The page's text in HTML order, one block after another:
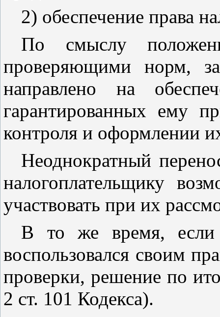
2) обеспечение права
По смыслу
проверяющими норм,
направлено на
гарантированных ему
контроля и оформлении
Неоднократный
налогоплательщику
участвовать при их
В то же время, если
воспользовался своим
проверки, решение по
2 ст. 101 Кодекса).